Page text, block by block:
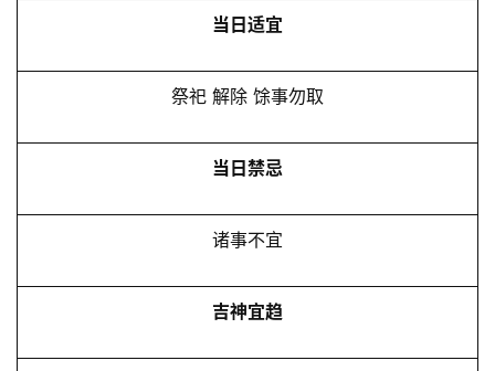
当日适宜
祭祀 解除 馀事勿取
当日禁忌
诸事不宜
吉神宜趋